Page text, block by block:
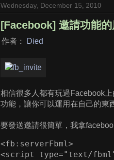
Wednesday, December 15, 2010
[Facebook] 邀請功能的
作者： Died
相信很多人都有玩過Facebook
功能，讓你可以運用在自己的東
要發送邀請很簡單，我拿
<fb:serverFbml>
<script type="text/